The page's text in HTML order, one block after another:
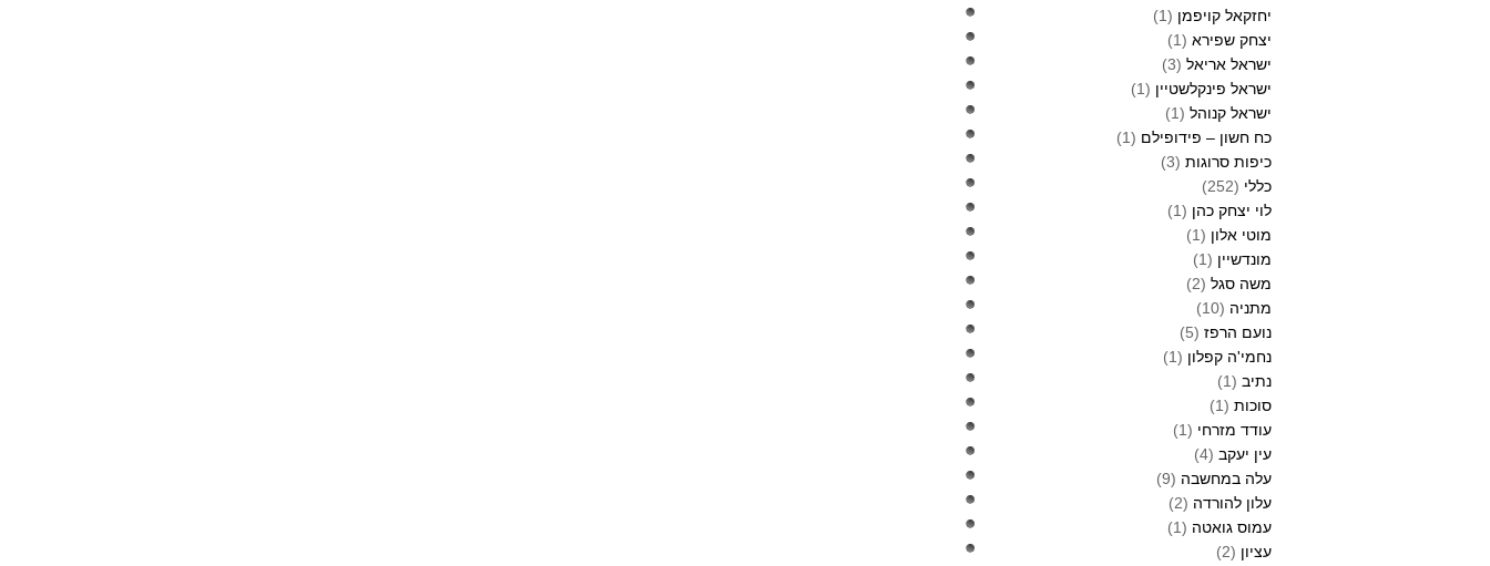
יחזקאל קויפמן (1)
יצחק שפירא (1)
ישראל אריאל (3)
ישראל פינקלשטיין (1)
ישראל קנוהל (1)
כח חשון – פידופילם (1)
כיפות סרוגות (3)
כללי (252)
לוי יצחק כהן (1)
מוטי אלון (1)
מונדשיין (1)
משה סגל (2)
מתניה (10)
נועם הרפז (5)
נחמי'ה קפלון (1)
נתיב (1)
סוכות (1)
עודד מזרחי (1)
עין יעקב (4)
עלה במחשבה (9)
עלון להורדה (2)
עמוס גואטה (1)
עציון (2)